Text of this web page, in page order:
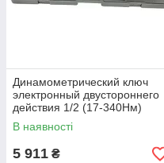
Динамометрический ключ
электронный двустороннего
действия 1/2 (17-340Нм)
PROTESTER AWJ4-340
В наявності
5 911 ₴